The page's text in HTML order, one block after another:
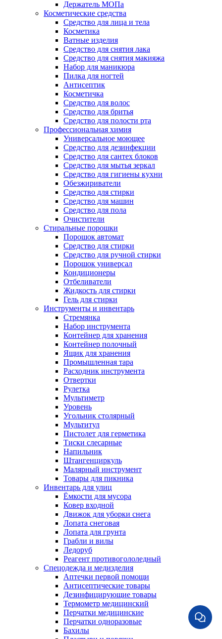
Держатель МОПа
Косметические средства
Средство для лица и тела
Косметика
Ватные изделия
Средство для снятия лака
Средство для снятия макияжа
Набор для маникюра
Пилка для ногтей
Антисептик
Косметичка
Средство для волос
Средство для бритья
Средство для полости рта
Профессиональная химия
Универсальное моющее
Средство для дезинфекции
Средство для сантех блоков
Средство для мытья зеркал
Средство для гигиены кухни
Обезжириватели
Средство для стирки
Средство для машин
Средство для пола
Очистители
Стиральные порошки
Порошок автомат
Средство для стирки
Средство для ручной стирки
Порошок универсал
Кондиционеры
Отбеливатели
Жидкость для стирки
Гель для стирки
Инструменты и инвентарь
Стремянка
Набор инструмента
Контейнер для хранения
Контейнер полочный
Ящик для хранения
Промышленная тара
Расходник инструмента
Отвертки
Рулетка
Мультиметр
Уровень
Угольник столярный
Мультитул
Пистолет для герметика
Тиски слесарные
Напильник
Штангенциркуль
Малярный инструмент
Товары для пикника
Инвентарь для улиц
Ёмкости для мусора
Ковер входной
Движок для уборки снега
Лопата снеговая
Лопата для грунта
Грабли и вилы
Ледоруб
Реагент противогололедный
Спецодежда и медизделия
Аптечки первой помощи
Антисептические товары
Дезинфицирующие товары
Термометр медицинский
Перчатки медицинские
Перчатки одноразовые
Бахилы